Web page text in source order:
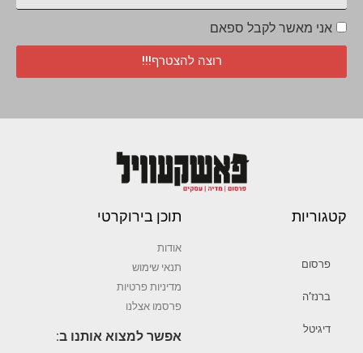
אני מאשר לקבל ספאם
רוצה להצטרף!!!
קטגוריות
פרסום
ברנז’ה
דיגיטל
תוכן בירוקרטי
אודות
תנאי שימוש
מדיניות פרטיות
פרסמו אצלנו
אפשר למצוא אותנו ב: